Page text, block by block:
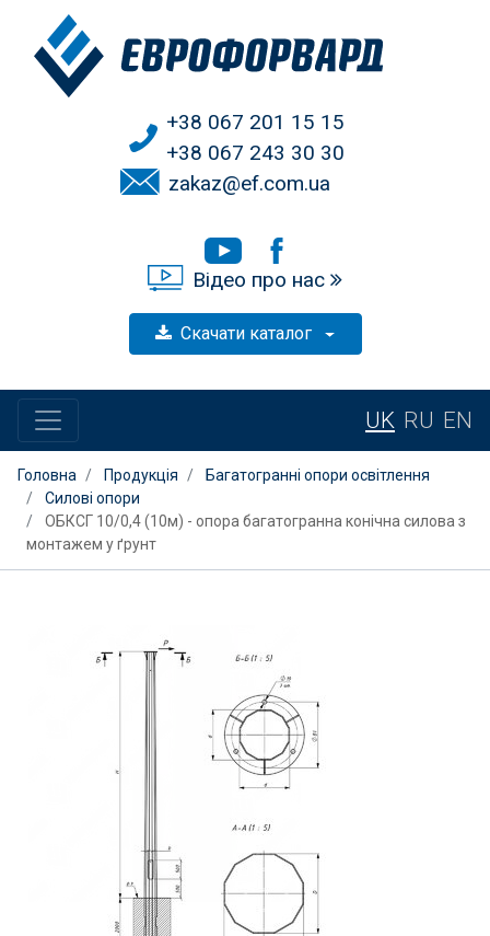
+38 067 201 15 15
+38 067 243 30 30
zakaz@ef.com.ua
Відео про нас
Скачати каталог
UK RU EN
Головна Продукція
Багатогранні опори освітлення
Силові опори
ОБКСГ 10/0,4 (10м) - опора багатогранна конічна силова з
монтажем у ґрунт